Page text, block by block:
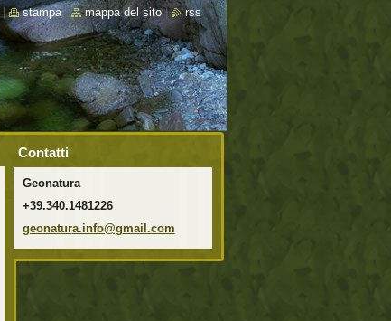
Contatti
Geonatura
+39.340.1481226
geonatura.info@gmail.com
| stampa | mappa del sito | rss